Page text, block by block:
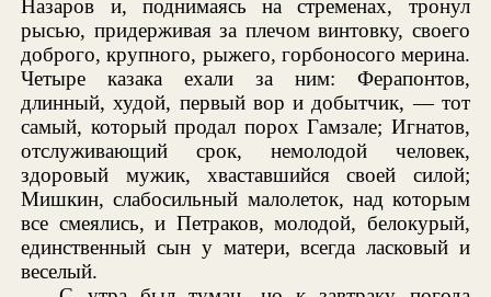
Назаров и, поднимаясь на стременах, тронул
рысью, придерживая за плечом винтовку, своего
доброго, крупного, рыжего, горбоносого мерина.
Четыре казака ехали за ним: Ферапонтов,
длинный, худой, первый вор и добытчик, — тот
самый, который продал порох Гамзале; Игнатов,
отслуживающий срок, немолодой человек,
здоровый мужик, хваставшийся своей силой;
Мишкин, слабосильный малолеток, над которым
все смеялись, и Петраков, молодой, белокурый,
единственный сын у матери, всегда ласковый и
веселый.